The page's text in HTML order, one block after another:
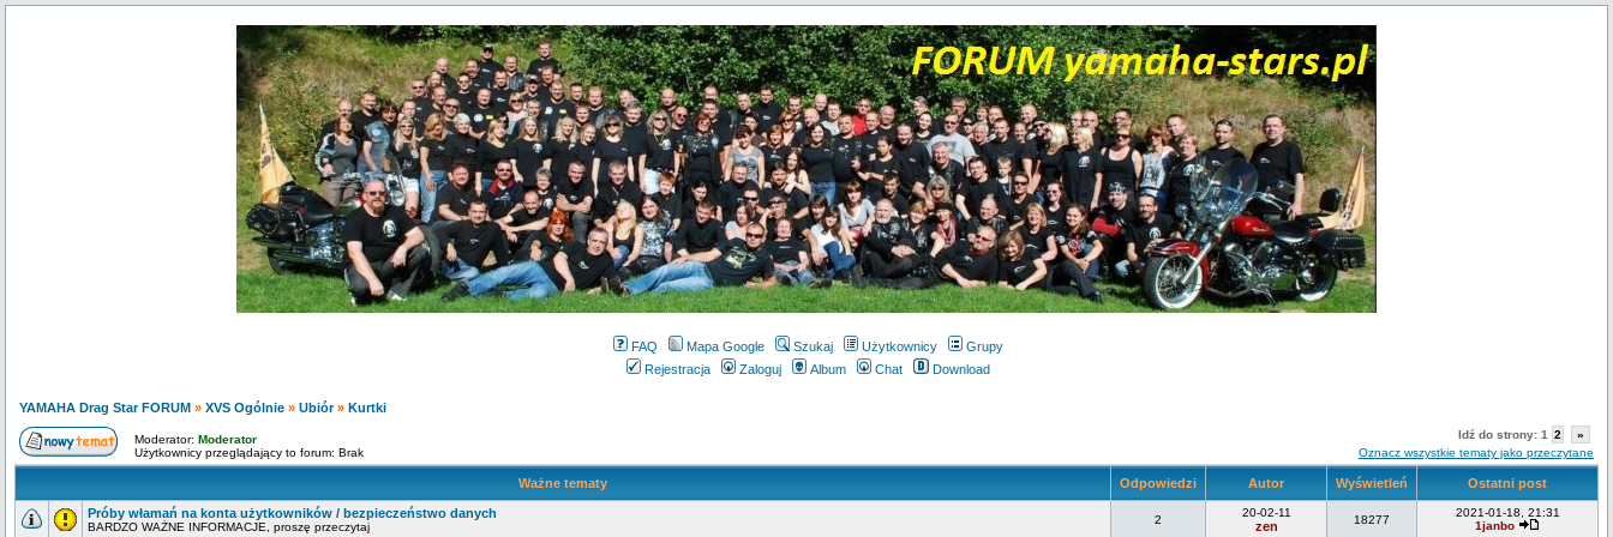
FAQ Mapa Google Szukaj Użytkownicy
Grupy
Rejestracja
Zaloguj Album Chat Download
YAMAHA Drag Star FORUM » XVS Ogólnie » Ubiór» Kurtki
Moderator: Moderator
Użytkownicy przeglądający to forum: Brak
Idź do strony: 1 2
»
Oznacz wszystkie tematy jako przeczytane
Ważne tematy Odpowiedzi Autor Wyświetleń Ostatni post
Próby włamań na konta użytkowników / bezpieczeństwo danych
BARDZO WAŻNE INFORMACJE, proszę przeczytaj
2
20-02-11
zen 18277
2021-01-18, 21:31
1janbo